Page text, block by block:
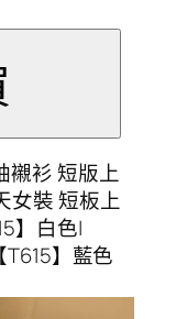
襯衫 短版上
女裝 短板上
】白色|
T615】藍色